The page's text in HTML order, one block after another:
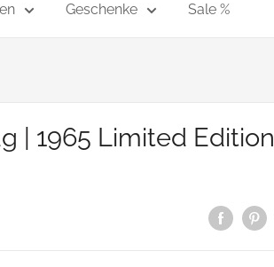
Geschenke Sale %
| 1965 Limited Edition